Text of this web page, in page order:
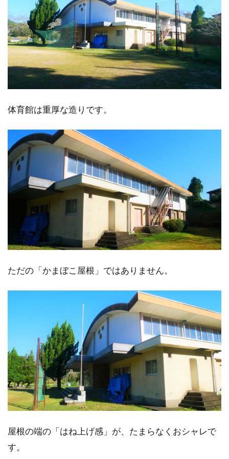
体育館は重厚な造りです。
ただの「かまぼこ屋根」ではありません。
屋根の端の「はね上げ感」が、たまらなくおシャレで
す。